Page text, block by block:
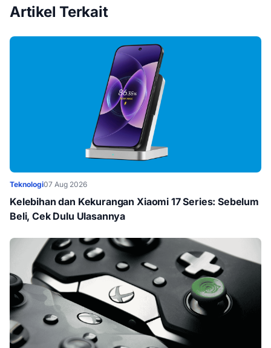
Artikel Terkait
Teknologi07 Aug 2026
Kelebihan dan Kekurangan Xiaomi 17 Series: Sebelum
Beli, Cek Dulu Ulasannya